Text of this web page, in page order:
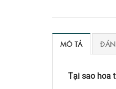
MÔ TẢ
Tại sao hoa